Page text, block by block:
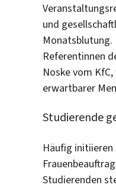
und
Monatsblutung.
Referentinnen
Noske vom
erwartbarer
Studierende
Häufig
Studierenden